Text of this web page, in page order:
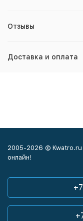
Отзывы
Доставка и оплата
2005-2026 © Kwatro.ru
онлайн!